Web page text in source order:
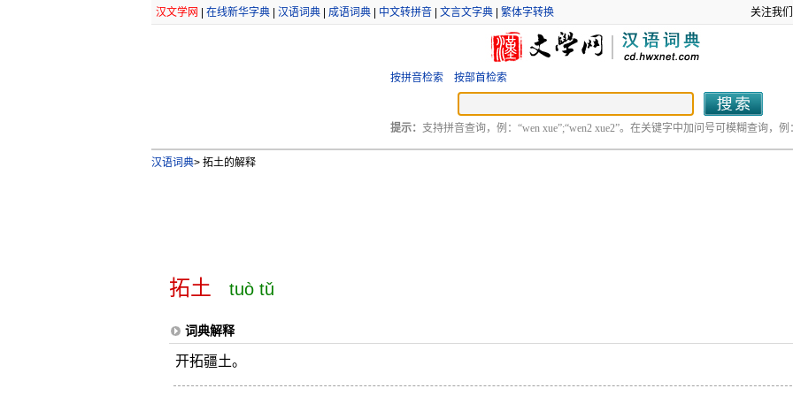
汉文学网 在线新华字典| 汉语词典| 成语词典| 中文转拼音| 文言文字典| 繁体字转换 关注我
按拼音检索 按部首检索
提示： 支持拼音查询，例：“wen xue”;“wen2 xue2”。在关键字中加问号可模糊查询，例
汉语词典>拓土的解释
拓土 tuò tǔ
词典解释
开拓疆土。